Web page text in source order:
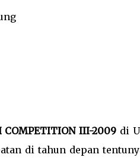
COMPETITION III-2009 di
di tahun depan